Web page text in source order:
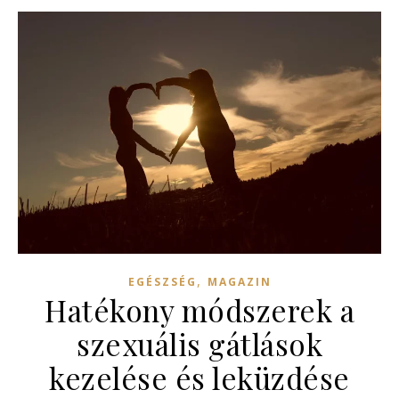
EGÉSZSÉG , MAGAZIN
Hatékony módszerek a
szexuális gátlások
kezelése és leküzdése